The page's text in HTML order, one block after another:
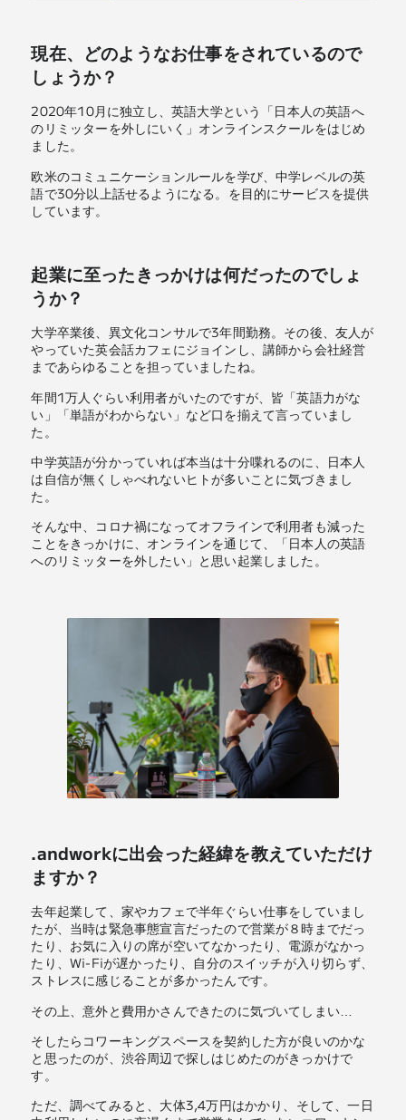
現在、どのようなお仕事をされているので
しょうか？
2020年10月に独立し、英語大学という「日本人の英語へ
のリミッターを外しにいく」オンラインスクールをはじめ
ました。
欧米のコミュニケーションルールを学び、中学レベルの英
語で30分以上話せるようになる。を目的にサービスを提供
しています。
起業に至ったきっかけは何だったのでしょ
うか？
大学卒業後、異文化コンサルで3年間勤務。その後、友人が
やっていた英会話カフェにジョインし、講師から会社経営
まであらゆることを担っていましたね。
年間1万人ぐらい利用者がいたのですが、皆「英語力がな
い」「単語がわからない」など口を揃えて言っていまし
た。
中学英語が分かっていれば本当は十分喋れるのに、日本人
は自信が無くしゃべれないヒトが多いことに気づきまし
た。
そんな中、コロナ禍になってオフラインで利用者も減った
ことをきっかけに、オンラインを通じて、「日本人の英語
へのリミッターを外したい」と思い起業しました。
.andworkに出会った経緯を教えていただけ
ますか？
去年起業して、家やカフェで半年ぐらい仕事をしていまし
たが、当時は緊急事態宣言だったので営業が８時までだっ
たり、お気に入りの席が空いてなかったり、電源がなかっ
たり、Wi-Fiが遅かったり、自分のスイッチが入り切らず、
ストレスに感じることが多かったんです。
その上、意外と費用かさんできたのに気づいてしまい…
そしたらコワーキングスペースを契約した方が良いのかな
と思ったのが、渋谷周辺で探しはじめたのがきっかけで
す。
ただ、調べてみると、大体3,4万円はかかり、そして、一日